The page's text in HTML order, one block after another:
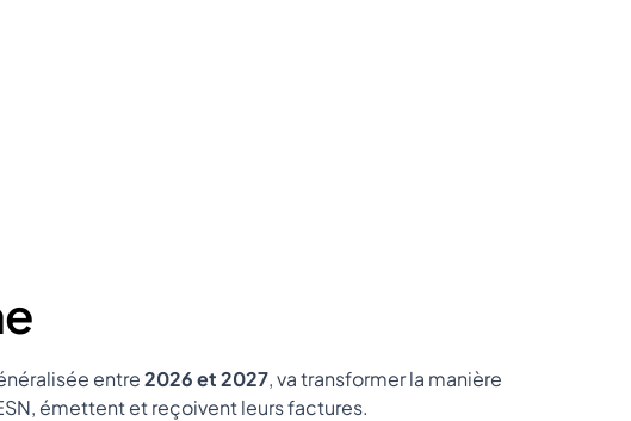
entre2026 et 2027, va transformer la manière
émettent et reçoivent leurs factures.